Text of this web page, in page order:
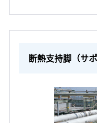
断熱支持脚（サ